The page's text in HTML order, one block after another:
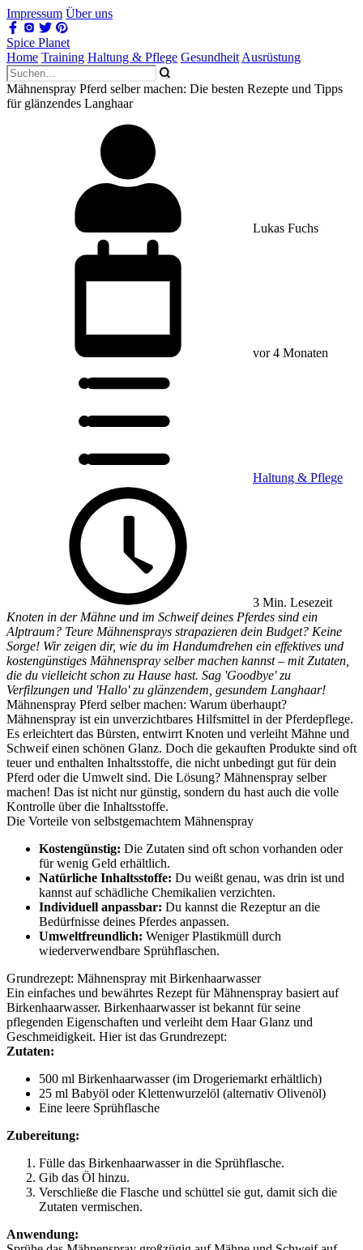
Impressum Über uns
Spice Planet
Home Training Haltung & Pflege Gesundheit Ausrüstung
Mähnenspray Pferd selber machen: Die besten Rezepte und Tipps
für glänzendes Langhaar
Lukas Fuchs
vor 4 Monaten
Haltung & Pflege
3 Min. Lesezeit
Knoten in der Mähne und im Schweif deines Pferdes sind ein
Alptraum? Teure Mähnensprays strapazieren dein Budget? Keine
Sorge! Wir zeigen dir, wie du im Handumdrehen ein effektives und
kostengünstiges Mähnenspray selber machen kannst – mit Zutaten,
die du vielleicht schon zu Hause hast. Sag 'Goodbye' zu
Verfilzungen und 'Hallo' zu glänzendem, gesundem Langhaar!
Mähnenspray Pferd selber machen: Warum überhaupt?
Mähnenspray ist ein unverzichtbares Hilfsmittel in der Pferdepflege.
Es erleichtert das Bürsten, entwirrt Knoten und verleiht Mähne und
Schweif einen schönen Glanz. Doch die gekauften Produkte sind oft
teuer und enthalten Inhaltsstoffe, die nicht unbedingt gut für dein
Pferd oder die Umwelt sind. Die Lösung? Mähnenspray selber
machen! Das ist nicht nur günstig, sondern du hast auch die volle
Kontrolle über die Inhaltsstoffe.
Die Vorteile von selbstgemachtem Mähnenspray
Kostengünstig: Die Zutaten sind oft schon vorhanden oder
für wenig Geld erhältlich.
Natürliche Inhaltsstoffe: Du weißt genau, was drin ist und
kannst auf schädliche Chemikalien verzichten.
Individuell anpassbar: Du kannst die Rezeptur an die
Bedürfnisse deines Pferdes anpassen.
Umweltfreundlich: Weniger Plastikmüll durch
wiederverwendbare Sprühflaschen.
Grundrezept: Mähnenspray mit Birkenhaarwasser
Ein einfaches und bewährtes Rezept für Mähnenspray basiert auf
Birkenhaarwasser. Birkenhaarwasser ist bekannt für seine
pflegenden Eigenschaften und verleiht dem Haar Glanz und
Geschmeidigkeit. Hier ist das Grundrezept:
Zutaten:
500 ml Birkenhaarwasser (im Drogeriemarkt erhältlich)
25 ml Babyöl oder Klettenwurzelöl (alternativ Olivenöl)
Eine leere Sprühflasche
Zubereitung:
Fülle das Birkenhaarwasser in die Sprühflasche.
Gib das Öl hinzu.
Verschließe die Flasche und schüttel sie gut, damit sich die
Zutaten vermischen.
Anwendung: